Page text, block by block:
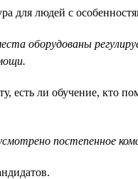
для людей с
оборудованы
есть ли обучение, кто
постепенное